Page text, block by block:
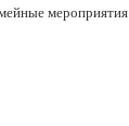
мероприятия